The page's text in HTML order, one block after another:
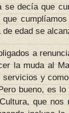
se decía que
edad se
a
la muda al
y
bueno, es
que